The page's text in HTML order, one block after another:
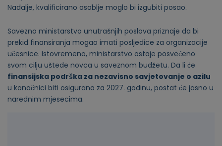
Nadalje, kvalificirano osoblje moglo bi izgubiti posao.
Savezno ministarstvo unutrašnjih poslova priznaje da bi
prekid finansiranja mogao imati posljedice za organizacije
učesnice. Istovremeno, ministarstvo ostaje posvećeno
svom cilju uštede novca u saveznom budžetu. Da li će
finansijska podrška za nezavisno savjetovanje o azilu
u konačnici biti osigurana za 2027. godinu, postat će jasno u
narednim mjesecima.